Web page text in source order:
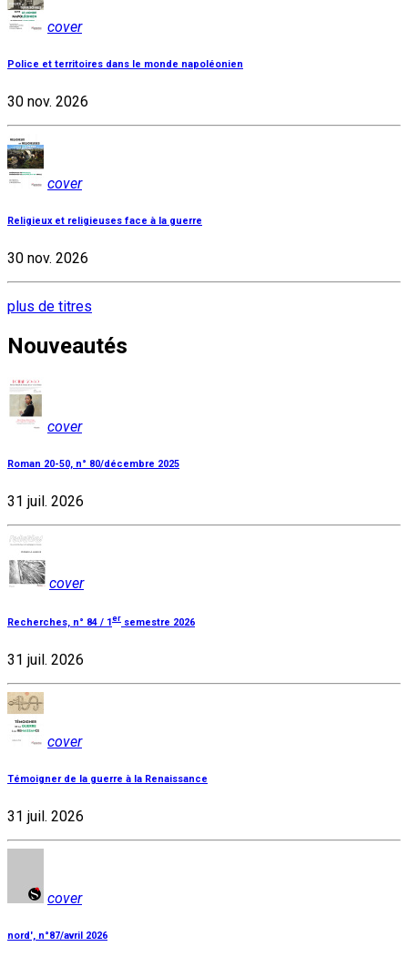
cover
Police et territoires dans le monde napoléonien
30 nov. 2026
cover
Religieux et religieuses face à la guerre
30 nov. 2026
plus de titres
Nouveautés
cover
Roman 20-50, n° 80/décembre 2025
31 juil. 2026
cover
Recherches, n° 84 / 1 er semestre 2026
31 juil. 2026
cover
Témoigner de la guerre à la Renaissance
31 juil. 2026
cover
nord', n°87/avril 2026